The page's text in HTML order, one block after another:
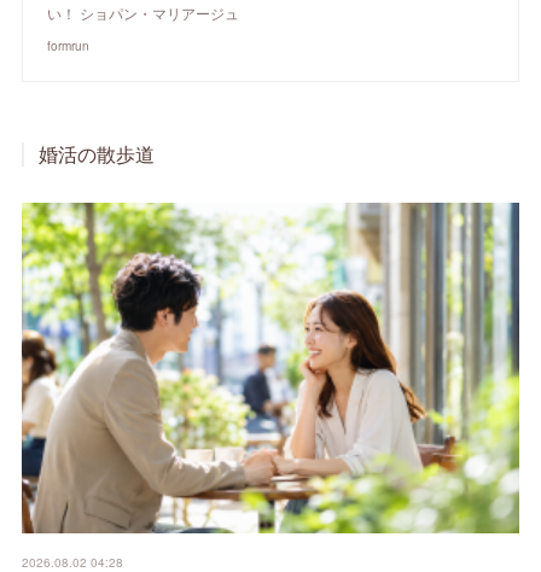
い！ ショパン・マリアージュ
formrun
婚活の散歩道
2026.08.02 04:28